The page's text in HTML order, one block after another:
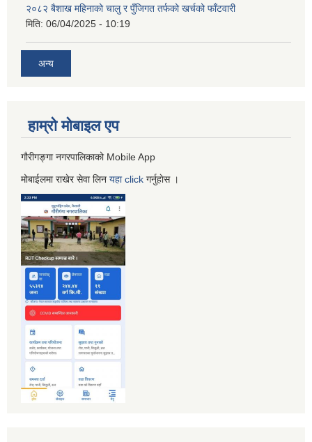
२०८२ बैशाख महिनाको चालु र पुँजिगत तर्फको खर्चको फाँटवारी
मिति: 06/04/2025 - 10:19
अन्य
हाम्रो माेबाइल एप
गौरीगङ्गा नगरपालिकाको Mobile App
मोबाईलमा राखेर सेवा लिन यहाclick गर्नुहाेस ।